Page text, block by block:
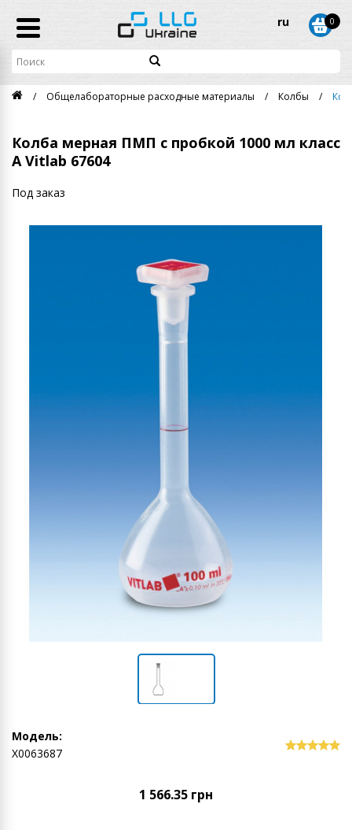
ru 0
Общелабораторные расходные материалы Колбы
Колба мерная ПМП с пробкой 1000 мл класс
А Vitlab 67604
Под заказ
Модель:
Х0063687
1 566.35 грн